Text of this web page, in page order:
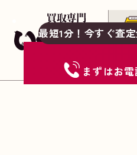
最短1分！今すぐ査
まずはお電